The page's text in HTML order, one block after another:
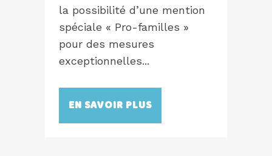
la possibilité d’une mention
spéciale « Pro-familles »
pour des mesures
exceptionnelles...
EN SAVOIR PLUS